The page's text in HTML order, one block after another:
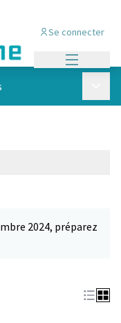
Se connecter
2024, préparez